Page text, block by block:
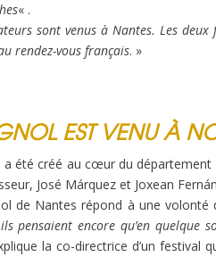
« .
sont venus à Nantes. Les
rendez-vous français. »
EST VENU À
été créé au cœur du département
José Márquez et Joxean
de Nantes répond à une volonté
pensaient encore qu’en quelque
la co-directrice d’un festival